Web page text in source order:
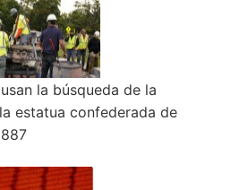
la búsqueda de la
estatua confederada de